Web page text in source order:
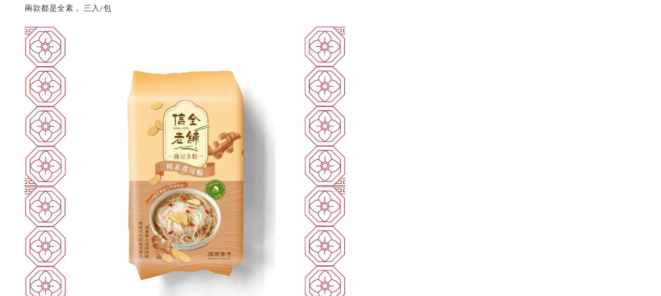
兩款都是全素， 三入/包